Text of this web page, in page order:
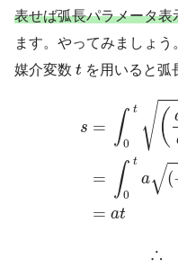
表せば弧長パラメータ表
ます。やってみましょう
媒介変数 t
t を用いると弧
s = ∫ t
0 √(
= ∫ t
0
a√(
= at
)2+
∴